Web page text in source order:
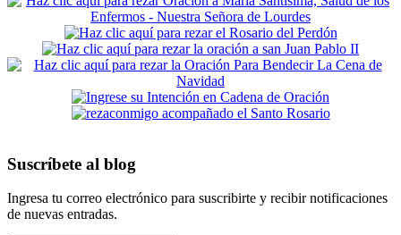
Suscríbete al blog
Ingresa tu correo electrónico para suscribirte y recibir notificaciones
de nuevas entradas.